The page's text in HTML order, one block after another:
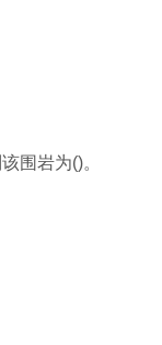
围岩为()。